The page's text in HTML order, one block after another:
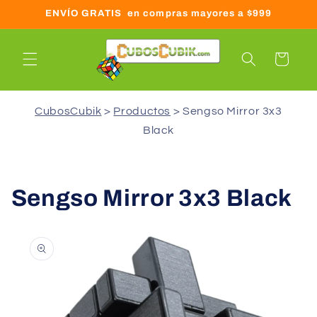
directamente
al contenido
ENVÍO GRATIS en compras mayores a $999
Carrito
CubosCubik Productos
Sengso Mirror 3x3
Black
Sengso Mirror 3x3 Black
información